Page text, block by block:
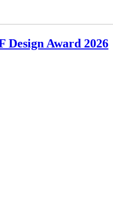
Design Award 2026